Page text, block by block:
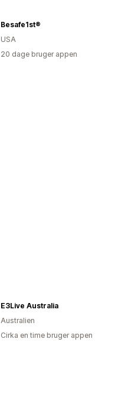
Besafe1st®
USA
20 dage bruger appen
E3Live Australia
Australien
Cirka en time bruger appen